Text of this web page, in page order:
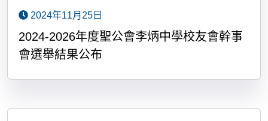
2024年11月25日
2024-2026年度聖公會李炳中學校友會幹事
會選舉結果公布